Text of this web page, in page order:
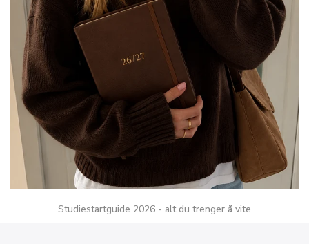
Studiestartguide 2026 - alt du trenger å vite